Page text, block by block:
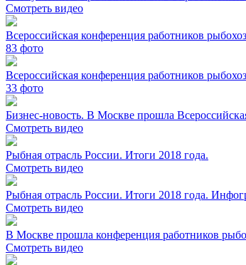
Смотреть видео
Всероссийская конференция работников
83 фото
Всероссийская конференция работников
33 фото
Бизнес-новость. В Москве прошла
Смотреть видео
Рыбная отрасль России. Итоги 2018 года.
Смотреть видео
Рыбная отрасль России. Итоги 2018 года.
Смотреть видео
В Москве прошла конференция работников
Смотреть видео